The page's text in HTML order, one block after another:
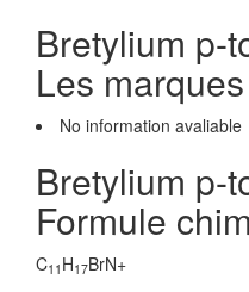
Bretylium p-
Les
No information avaliable
Bretylium p-
Formule
C11 H17BrN+